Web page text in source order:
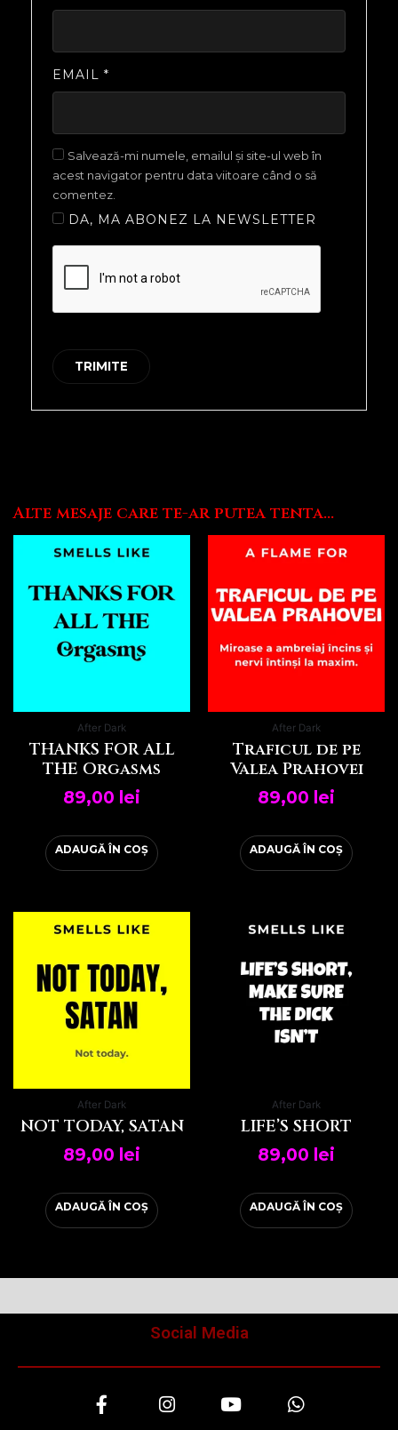
EMAIL *
Salvează-mi numele, emailul și site-ul web în
acest navigator pentru data viitoare când o să
comentez.
DA, MA ABONEZ LA NEWSLETTER
Alte mesaje care te-ar putea tenta...
After Dark
THANKS FOR ALL
THE Orgasms
89,00 lei
ADAUGĂ ÎN COȘ
After Dark
Traficul de pe
Valea Prahovei
89,00 lei
ADAUGĂ ÎN COȘ
After Dark
NOT TODAY, SATAN
89,00 lei
ADAUGĂ ÎN COȘ
After Dark
LIFE’S SHORT
89,00 lei
ADAUGĂ ÎN COȘ
Social Media
a
n
o
h